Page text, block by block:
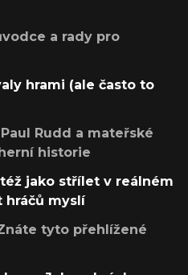
a rady pro
hrami (ale často to
Rudd a mateřské
historie
jako střílet v reálném
hráčů myslí
tyto přehlížené